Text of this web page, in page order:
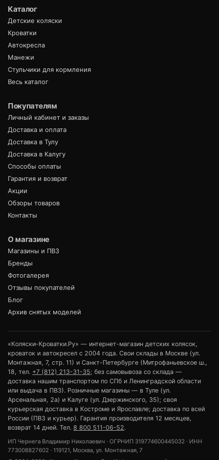
Каталог
Детские коляски
Кроватки
Автокресла
Манежи
Стульчики для кормления
Весь каталог
Покупателям
Личный кабинет и заказы
Доставка и оплата
Доставка в Тулу
Доставка в Калугу
Способы оплаты
Гарантия и возврат
Акции
Обзоры товаров
Контакты
О магазине
Магазины и ПВЗ
Бренды
Фотогалерея
Отзывы покупателей
Блог
Архив снятых моделей
«Коляски-Кроватки.Ру» — интернет-магазин детских колясок,
кроваток и автокресел с 2004 года. Свои склады в Москве (ул.
Монтажная, 7, стр. 11) и Санкт-Петербурге (Митрофаньевское ш.,
18, тел. +7 (812) 213-31-35; без самовывоза со склада —
доставка нашим транспортом по СПб и Ленинградской области
или выдача в ПВЗ). Розничные магазины — в Туле (ул.
Арсенальная, 2а) и Калуге (ул. Дзержинского, 35); своя
курьерская доставка в Костроме и Ярославле; доставка по всей
России (ПВЗ и курьер). Гарантия производителя 12 месяцев,
возврат 14 дней. Тел. 8 800 511-06-52.
ИП Чернега Владимир Николаевич · ОГРНИП 319774600445032 · ИНН
773008827602 · 119121, Москва, ул. Монтажная, 7